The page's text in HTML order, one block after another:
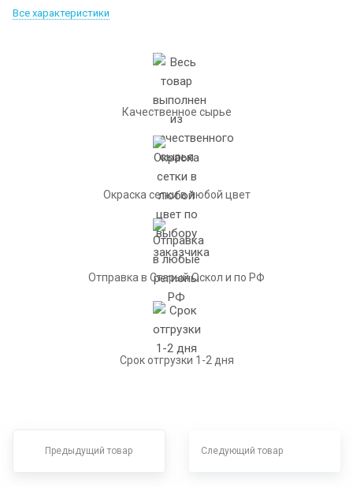
Все характеристики
Качественное сырье
Окраска сетки в любой цвет
Отправка в Старый Оскол и по РФ
Срок отгрузки 1-2 дня
Предыдущий товар Следующий товар